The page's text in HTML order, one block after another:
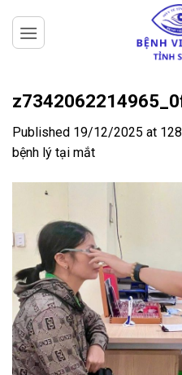
content
Published 19/12/2025 at
bệnh lý tại mắt